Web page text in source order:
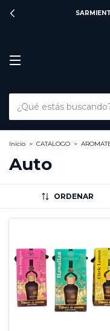
Inicio > CATALOGO >
Auto
ORDENAR